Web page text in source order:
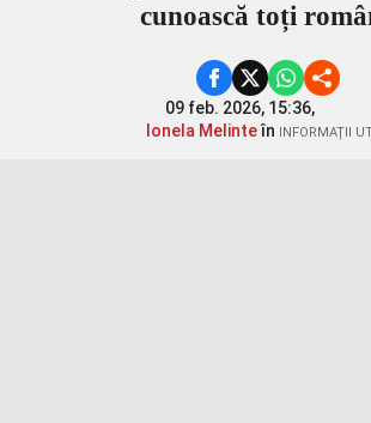
cunoască toți
09 feb. 2026, 15:36,
Ionela Melinteîn INFORMAȚII